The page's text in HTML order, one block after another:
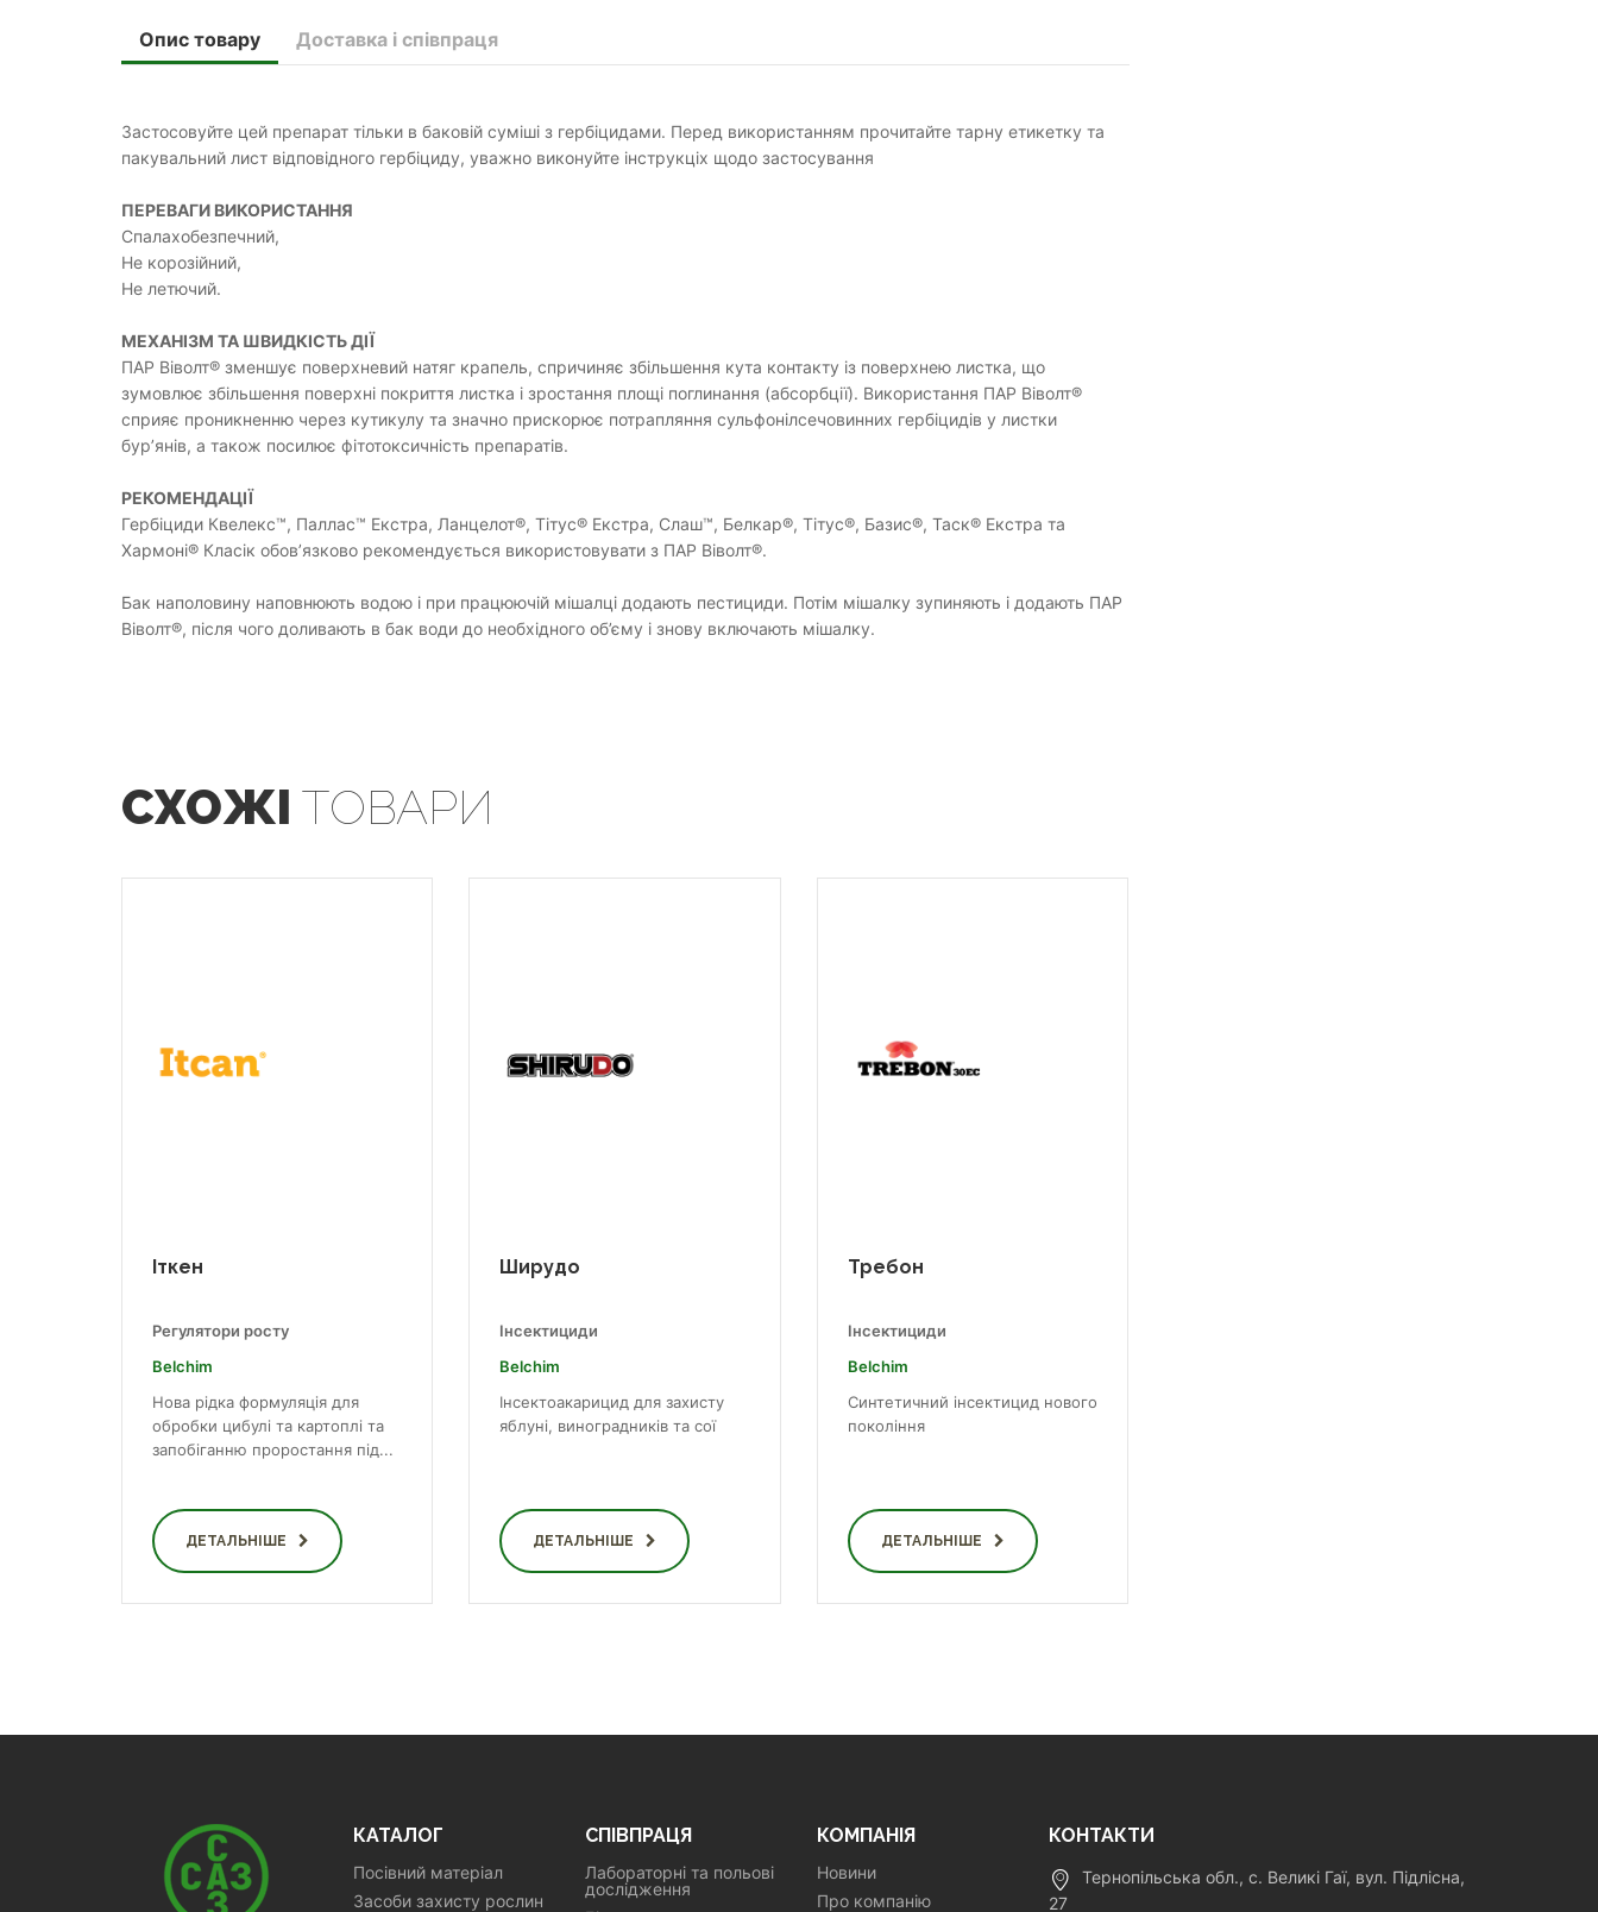
Опис товару Доставка і співпраця
Застосовуйте цей препарат тільки в баковій суміші з гербіцидами. Перед використанням прочитайте тарну етикетку та
пакувальний лист відповідного гербіциду, уважно виконуйте інструкціх щодо застосування
ПЕРЕВАГИ ВИКОРИСТАННЯ
Спалахобезпечний,
Не корозійний,
Не летючий.
МЕХАНІЗМ ТА ШВИДКІСТЬ ДІЇ
ПАР Віволт® зменшує поверхневий натяг крапель, спричиняє збільшення кута контакту із поверхнею листка, що
зумовлює збільшення поверхні покриття листка і зростання площі поглинання (абсорбції). Використання ПАР Віволт®
сприяє проникненню через кутикулу та значно прискорює потрапляння сульфонілсечовинних гербіцидів у листки
бур’янів, а також посилює фітотоксичність препаратів.
РЕКОМЕНДАЦІЇ
Гербіциди Квелекс™, Паллас™ Екстра, Ланцелот®, Тітус® Екстра, Слаш™, Белкар®, Тітус®, Базис®, Таск® Екстра та
Хармоні® Класік обов’язково рекомендується використовувати з ПАР Віволт®.
Бак наполовину наповнюють водою і при працюючій мішалці додають пестициди. Потім мішалку зупиняють і додають ПАР
Віволт®, після чого доливають в бак води до необхідного об’єму і знову включають мішалку.
СХОЖІ ТОВАРИ
Іткен
Регулятори росту
Belchim
Нова рідка формуляція для
обробки цибулі та картоплі та
запобіганню проростання під...
ДЕТАЛЬНІШЕ
Ширудо
Інсектициди
Belchim
Інсектоакарицид для захисту
яблуні, виноградників та сої
ДЕТАЛЬНІШЕ
Требон
Інсектициди
Belchim
Синтетичний інсектицид нового
покоління
ДЕТАЛЬНІШЕ
КАТАЛОГ
Посівний матеріал
Засоби захисту рослин
СПІВПРАЦЯ
Лабораторні та польові
дослідження
КОМПАНІЯ
Новини
Про компанію
КОНТАКТИ
Тернопільська обл., с. Великі Гаї, вул. Підлісна,
27